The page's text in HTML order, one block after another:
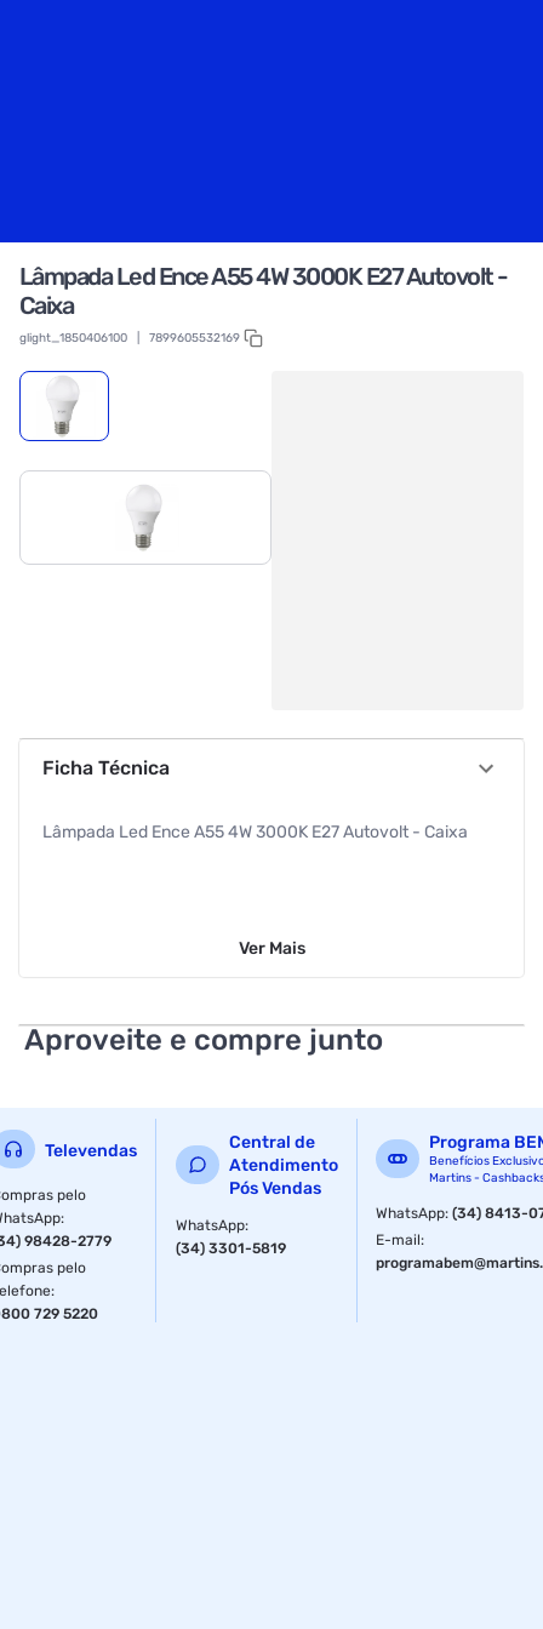
Lâmpada Led Ence A55 4W 3000K E27 Autovolt -
Caixa
glight_1850406100 7899605532169
Ficha Técnica
Lâmpada Led Ence A55 4W 3000K E27 Autovolt - Caixa
Ver Mais
Aproveite e compre junto
Televendas
pelo
:
98428-2779
pelo
:
729 5220
Central de
Atendimento
Pós Vendas
WhatsApp:
(34) 3301-5819
Programa
Benefícios
Martins -
WhatsApp:(34) 8413-
E-mail: